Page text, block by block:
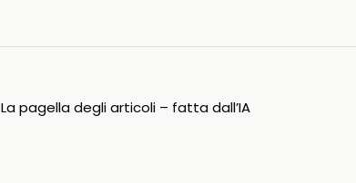
La pagella degli articoli – fatta dall’IA